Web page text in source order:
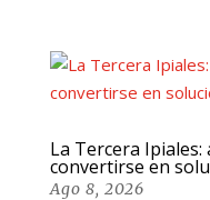
La Tercera
convertirse en
Ago 8, 2026